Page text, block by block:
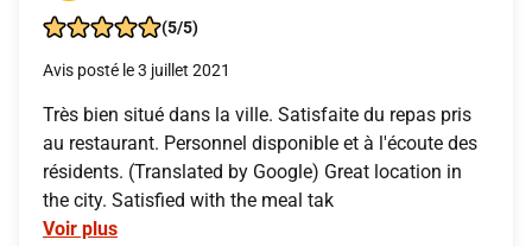
(5/5)
Avis posté le 3 juillet 2021
Très bien situé dans la ville. Satisfaite du repas pris
au restaurant. Personnel disponible et à l'écoute des
résidents. (Translated by Google) Great location in
the city. Satisfied with the meal tak
Voir plus